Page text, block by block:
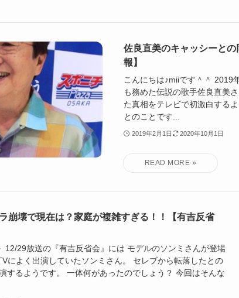
佐良直美のキャッシーと
報】
こんにちは♪miiです＾＾ 2019
も務めた伝説の歌手佐良直美
た真相をテレビで初激白する
とのことです...
2019年2月1日 2020年10月1日
崩壊で現在は？家庭が複雑すぎる！！【有吉反省
12/29放送の『有吉反省会』には モデルのソンミさんが登場
によく出演していたソンミさん。 セレブから転落したとの
するようです。 一体何があったのでしょう？ 今回はそんな